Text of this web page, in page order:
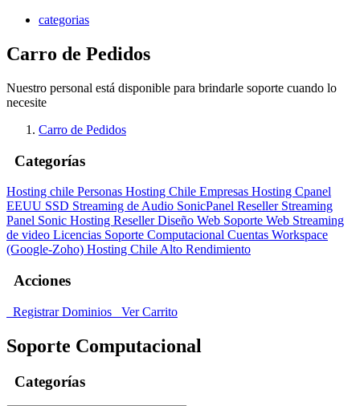
categorias
Carro de Pedidos
Nuestro personal está disponible para brindarle soporte cuando lo
necesite
Carro de Pedidos
Categorías
Hosting chile Personas Hosting Chile Empresas Hosting Cpanel
EEUU SSD Streaming de Audio SonicPanel Reseller Streaming
Panel Sonic Hosting ResellerDiseño Web Soporte Web Streaming
de video Licencias Soporte Computacional Cuentas Workspace
(Google-Zoho) Hosting Chile Alto Rendimiento
Acciones
Registrar Dominios Ver Carrito
Soporte Computacional
Categorías